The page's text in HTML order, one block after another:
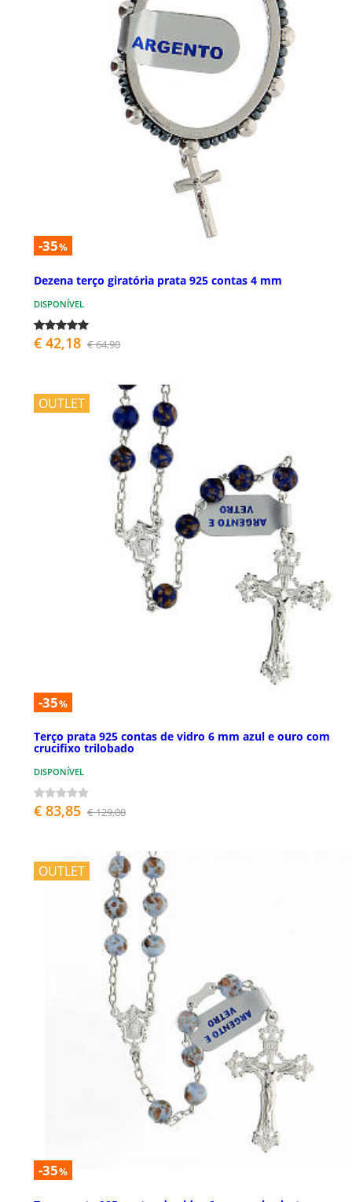
-35%
Dezena terço giratória prata 925 contas 4 mm
DISPONÍVEL
€ 42,18 € 64,90
OUTLET
-35%
Terço prata 925 contas de vidro 6 mm azul e ouro com
crucifixo trilobado
DISPONÍVEL
€ 83,85 € 129,00
OUTLET
-35%